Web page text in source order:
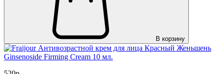
В корзину